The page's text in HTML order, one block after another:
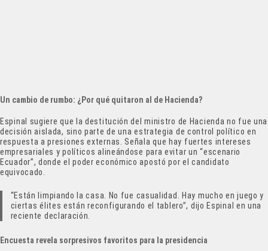
Un cambio de rumbo: ¿Por qué quitaron al de Hacienda?
Espinal sugiere que la destitución del ministro de Hacienda no fue una
decisión aislada, sino parte de una estrategia de control político en
respuesta a presiones externas. Señala que hay fuertes intereses
empresariales y políticos alineándose para evitar un “escenario
Ecuador”, donde el poder económico apostó por el candidato
equivocado.
“Están limpiando la casa. No fue casualidad. Hay mucho en juego y
ciertas élites están reconfigurando el tablero”, dijo Espinal en una
reciente declaración.
Encuesta revela sorpresivos favoritos para la presidencia